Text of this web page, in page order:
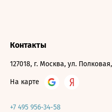
Контакты
127018, г. Москва, ул.
На карте
+7 495 956-34-58